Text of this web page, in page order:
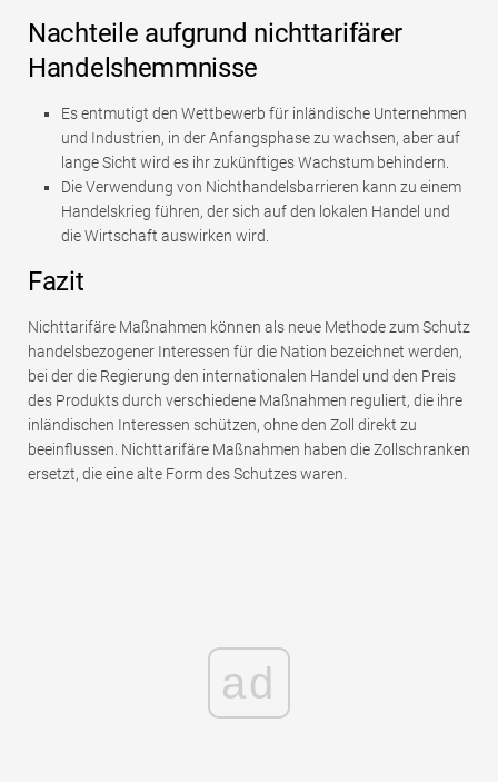
Nachteile aufgrund nichttarifärer
Handelshemmnisse
Es entmutigt den Wettbewerb für inländische Unternehmen
und Industrien, in der Anfangsphase zu wachsen, aber auf
lange Sicht wird es ihr zukünftiges Wachstum behindern.
Die Verwendung von Nichthandelsbarrieren kann zu einem
Handelskrieg führen, der sich auf den lokalen Handel und
die Wirtschaft auswirken wird.
Fazit
Nichttarifäre Maßnahmen können als neue Methode zum Schutz
handelsbezogener Interessen für die Nation bezeichnet werden,
bei der die Regierung den internationalen Handel und den Preis
des Produkts durch verschiedene Maßnahmen reguliert, die ihre
inländischen Interessen schützen, ohne den Zoll direkt zu
beeinflussen. Nichttarifäre Maßnahmen haben die Zollschranken
ersetzt, die eine alte Form des Schutzes waren.
ad